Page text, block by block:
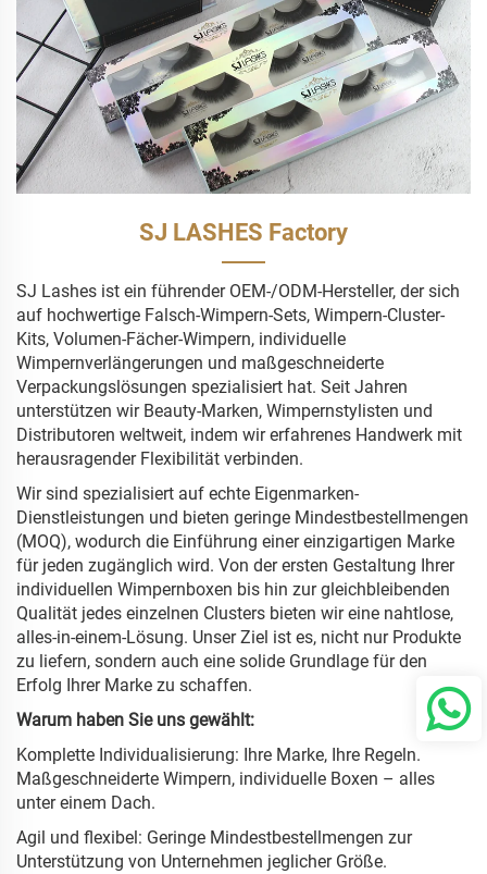
SJ LASHES Factory
SJ Lashes ist ein führender OEM-/ODM-Hersteller, der sich
auf hochwertige Falsch-Wimpern-Sets, Wimpern-Cluster-
Kits, Volumen-Fächer-Wimpern, individuelle
Wimpernverlängerungen und maßgeschneiderte
Verpackungslösungen spezialisiert hat. Seit Jahren
unterstützen wir Beauty-Marken, Wimpernstylisten und
Distributoren weltweit, indem wir erfahrenes Handwerk mit
herausragender Flexibilität verbinden.
Wir sind spezialisiert auf echte Eigenmarken-
Dienstleistungen und bieten geringe Mindestbestellmengen
(MOQ), wodurch die Einführung einer einzigartigen Marke
für jeden zugänglich wird. Von der ersten Gestaltung Ihrer
individuellen Wimpernboxen bis hin zur gleichbleibenden
Qualität jedes einzelnen Clusters bieten wir eine nahtlose,
alles-in-einem-Lösung. Unser Ziel ist es, nicht nur Produkte
zu liefern, sondern auch eine solide Grundlage für den
Erfolg Ihrer Marke zu schaffen.
Warum haben Sie uns gewählt:
Komplette Individualisierung: Ihre Marke, Ihre Regeln.
Maßgeschneiderte Wimpern, individuelle Boxen – alles
unter einem Dach.
Agil und flexibel: Geringe Mindestbestellmengen zur
Unterstützung von Unternehmen jeglicher Größe.